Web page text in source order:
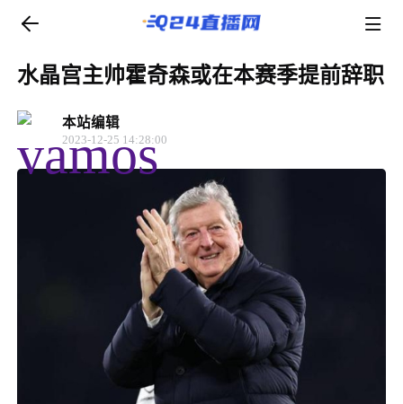
水晶宫主帅霍奇森或在本赛季提前辞职
本站编辑
2023-12-25 14:28:00